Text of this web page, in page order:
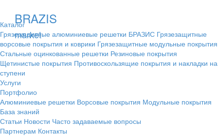
BRAZIS
market
Каталог
Грязезащитные алюминиевые решетки БРАЗИС Грязезащитные
ворсовые покрытия и коврики Грязезащитные модульные покрытия
Стальные оцинкованные решетки Резиновые покрытия
Щетинистые покрытия Противоскользящие покрытия и накладки на
ступени
Услуги
Портфолио
Алюминиевые решетки Ворсовые покрытия Модульные покрытия
База знаний
Статьи Новости Часто задаваемые вопросы
Партнерам Контакты